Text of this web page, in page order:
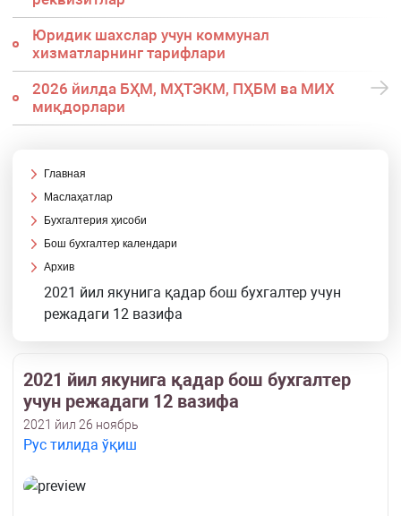
Юридик шахслар учун коммунал
хизматларнинг тарифлари
2026 йилда БҲМ, МҲТЭКМ, ПҲБМ ва МИХ
миқдорлари
Главная
Маслаҳатлар
Бухгалтерия ҳисоби
Бош бухгалтер календари
Архив
2021 йил якунига қадар бош бухгалтер учун
режадаги 12 вазифа
2021 йил якунига қадар бош бухгалтер
учун режадаги 12 вазифа
2021 йил 26 ноябрь
Рус тилида ўқиш